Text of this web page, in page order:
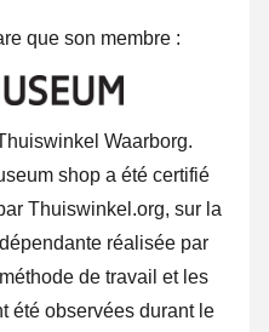
que son membre :
Waarborg.
shop a été certifié
Thuiswinkel.org, sur la
réalisée par
de travail et les
été observées durant le